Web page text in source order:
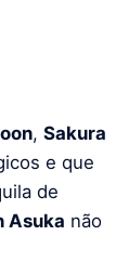
, Sakura
e que
de
Asuka não